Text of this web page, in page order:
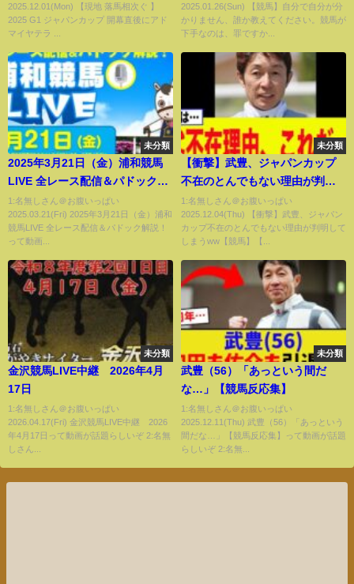
ス後にはマスカレードボールと
ダノンデサイルも落馬【悲鳴と
2025.12.01(Mon) 【現地 落馬相次ぐ 】
2025 G1 ジャパンカップ 開幕直後にアド
マイヤテラ ...
も組織も簡単には変えられな
い・・・
2025.01.26(Sun) 【競馬】自分で自分が分
かりません、誰か教えてください。競馬が
下手なのは、罪ですか...
未分類
2025年3月21日（金）浦和競馬
LIVE 全レース配信＆パドック解
説！
1:名無しさん＠お腹いっぱい
2025.03.21(Fri) 2025年3月21日（金）浦和
競馬LIVE 全レース配信＆パドック解説！
って動画...
未分類
【衝撃】武豊、ジャパンカップ
不在のとんでもない理由が判明
してしまうww【競馬】【G1】
【2chスレ】【5ch】【反応集】
1:名無しさん＠お腹いっぱい
2025.12.04(Thu) 【衝撃】武豊、ジャパン
カップ不在のとんでもない理由が判明して
しまうww【競馬】【...
未分類
金沢競馬LIVE中継 2026年4月
17日
1:名無しさん＠お腹いっぱい
2026.04.17(Fri) 金沢競馬LIVE中継 2026
年4月17日って動画が話題らしいぞ 2:名無
しさん...
未分類
武豊（56）「あっという間だ
な…」【競馬反応集】
1:名無しさん＠お腹いっぱい
2025.12.11(Thu) 武豊（56）「あっという
間だな…」【競馬反応集】って動画が話題
らしいぞ 2:名無...